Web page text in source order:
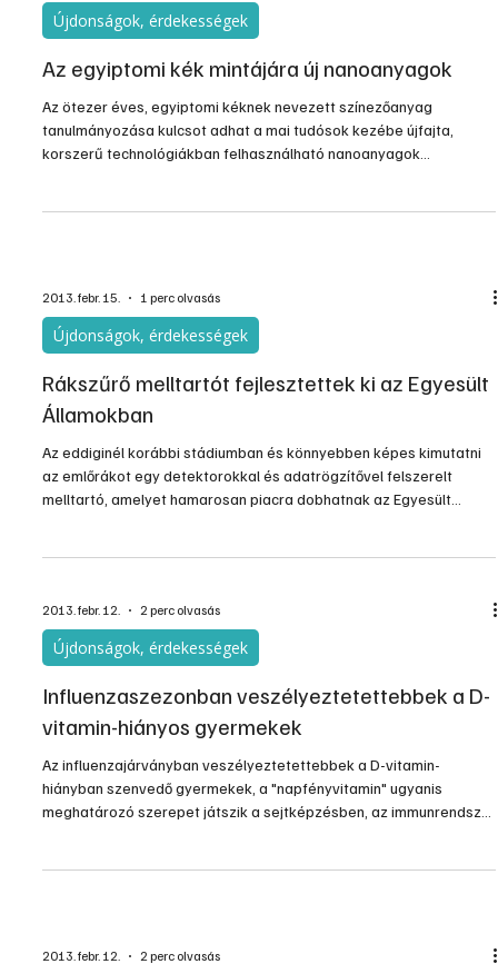
Újdonságok, érdekességek
Az egyiptomi kék mintájára új nanoanyagok
Az ötezer éves, egyiptomi kéknek nevezett színezőanyag
tanulmányozása kulcsot adhat a mai tudósok kezébe újfajta,
korszerű technológiákban felhasználható nanoanyagok
2013. febr. 15. 1 perc olvasás
Újdonságok, érdekességek
Rákszűrő melltartót fejlesztettek ki az Egyesült
Államokban
Az eddiginél korábbi stádiumban és könnyebben képes kimutatni
az emlőrákot egy detektorokkal és adatrögzítővel felszerelt
melltartó, amelyet hamarosan piacra dobhatnak az Egyesült
2013. febr. 12. 2 perc olvasás
Újdonságok, érdekességek
Influenzaszezonban veszélyeztetettebbek a D-
vitamin-hiányos gyermekek
Az influenzajárványban veszélyeztetettebbek a D-vitamin-
hiányban szenvedő gyermekek, a "napfényvitamin" ugyanis
meghatározó szerepet játszik a sejtképzésben, az immunrendszer
2013. febr. 12. 2 perc olvasás